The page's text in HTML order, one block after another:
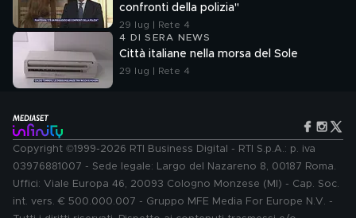
confronti della polizia"
29 lug | Rete 4
4 DI SERA NEWS
Città italiane nella morsa del Sole
29 lug | Rete 4
Copyright ©1999-2026 RTI Business Digital - RTI S.p.A.: p. iva
03976881007 - Sede legale: Largo del Nazareno 8, 00187 Roma.
Uffici: Viale Europa 46, 20093 Cologno Monzese (MI) - Cap. Soc.
int. vers. € 500.000.007 - Gruppo MFE Media For Europe N.V. -